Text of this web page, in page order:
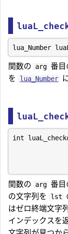
関数の arg 番目
を
lua_Number
int
関数の arg 番目
の文字列を
lst
はゼロ終端文字
インデックスを